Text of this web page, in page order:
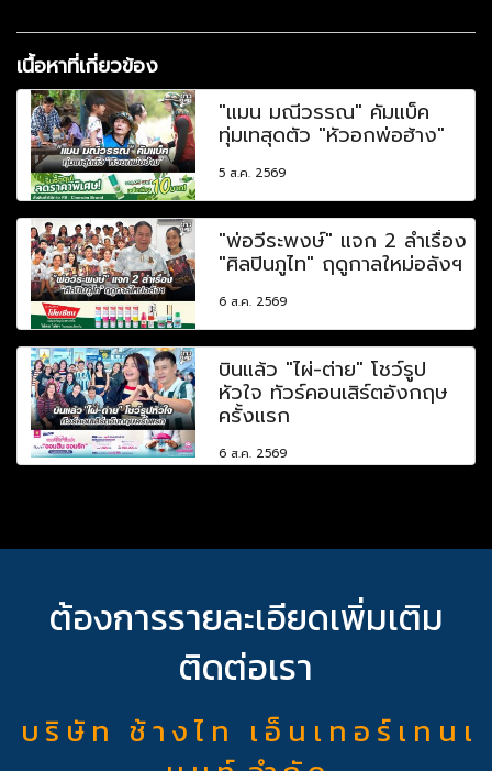
เนื้อหาที่เกี่ยวข้อง
"แมน มณีวรรณ" คัมแบ็ค
ทุ่มเทสุดตัว "หัวอกพ่อฮ้าง"
5 ส.ค. 2569
"พ่อวีระพงษ์" แจก 2 ลำเรื่อง
"ศิลปินภูไท" ฤดูกาลใหม่อลังฯ
6 ส.ค. 2569
บินแล้ว "ไผ่-ต่าย" โชว์รูป
หัวใจ ทัวร์คอนเสิร์ตอังกฤษ
ครั้งแรก
6 ส.ค. 2569
ต้องการรายละเอียดเพิ่มเติม
ติดต่อเรา
บ ริ ษั ท ช้ า ง ไ ท เ อ็ น เ ท อ ร์ เ ท น เ